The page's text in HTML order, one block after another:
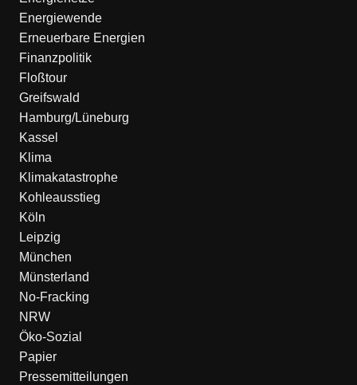
Energiewende
Erneuerbare Energien
Finanzpolitik
Floßtour
Greifswald
Hamburg/Lüneburg
Kassel
Klima
Klimakatastrophe
Kohleausstieg
Köln
Leipzig
München
Münsterland
No-Fracking
NRW
Öko-Sozial
Papier
Pressemitteilungen